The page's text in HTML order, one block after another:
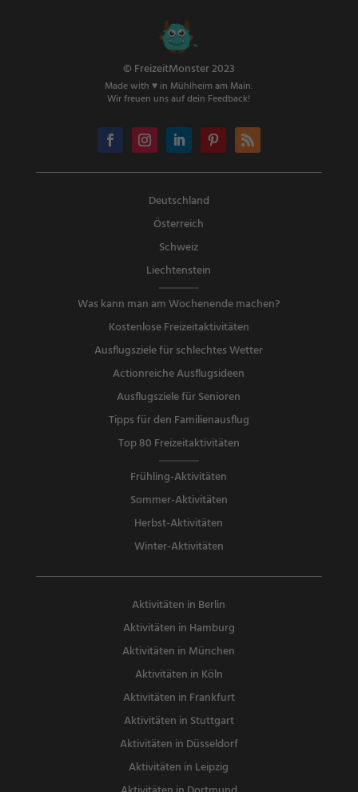
© FreizeitMonster 2023
Made with ♥ in Mühlheim am Main.
Wir freuen uns auf dein Feedback!
Deutschland
Österreich
Schweiz
Liechtenstein
Was kann man am Wochenende machen?
Kostenlose Freizeitaktivitäten
Ausflugsziele für schlechtes Wetter
Actionreiche Ausflugsideen
Ausflugsziele für Senioren
Tipps für den Familienausflug
Top 80 Freizeitaktivitäten
Frühling-Aktivitäten
Sommer-Aktivitäten
Herbst-Aktivitäten
Winter-Aktivitäten
Aktivitäten in Berlin
Aktivitäten in Hamburg
Aktivitäten in München
Aktivitäten in Köln
Aktivitäten in Frankfurt
Aktivitäten in Stuttgart
Aktivitäten in Düsseldorf
Aktivitäten in Leipzig